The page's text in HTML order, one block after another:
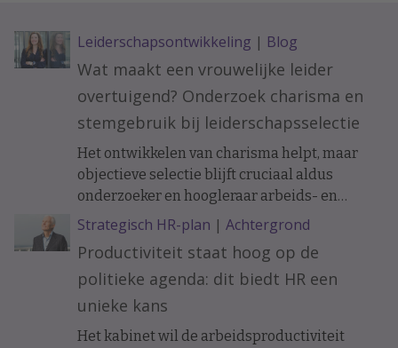
Leiderschapsontwikkeling | Blog
Wat maakt een vrouwelijke leider
overtuigend? Onderzoek charisma en
stemgebruik bij leiderschapsselectie
Het ontwikkelen van charisma helpt, maar
objectieve selectie blijft cruciaal aldus
onderzoeker en hoogleraar arbeids- en
organisatiepsychologie Janneke Oostrom.
Strategisch HR-plan | Achtergrond
Productiviteit staat hoog op de
politieke agenda: dit biedt HR een
unieke kans
Het kabinet wil de arbeidsproductiviteit